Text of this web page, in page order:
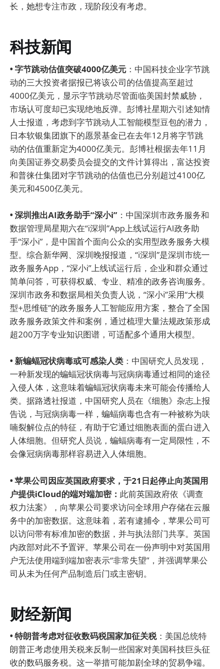
长，她想专注市政，现阶段没有考虑。
科技新闻
• 字节跳动估值突破4000亿美元 ：中国科技企业字节跳
动的三大投资者据报已将该公司的估值提高至超过
4000亿美元，显示字节跳动尽管面临美国封禁威胁，
市场认可度却已实现绝地反弹。彭博社星期六引述知情
人士报道，考虑到字节跳动人工智能模型豆包的潜力，
日本软银集团旗下的愿景基金已在去年12月将字节跳
动的估值重新定为4000亿美元。彭博社根据去年11月
向美国证券交易委员会提交的文件计算得出，富达投资
和普徕仕集团对字节跳动的估值也已分别超过4100亿
美元和4500亿美元。
• 深圳推出AI政务助手“深小i” ：中国深圳市政务服务和
数据管理局星期六在“i深圳”App上线试运行AI政务助
手“深小i”，是中国首个面向公众的实用型政务服务大模
型。综合新华网、深圳晚报报道，“i深圳”是深圳市统一
政务服务App，“深小i”上线试运行后，企业和群众通过
简单问答，可获得权威、专业、精准的政务咨询服务。
深圳市政务和数据局相关负责人说，“深小i”采用“大模
型+思维链”的政务服务人工智能应用方案，整合了全国
政务服务政策文件和案例，通过梳理大量法规政策形成
超200万字专业知识图谱，可适配多个通用大模型。
• 新蝙蝠冠状病毒或可感染人类 ：中国研究人员发现，
一种新发现的蝙蝠冠状病毒与冠病病毒通过相同的途径
入侵人体，这意味着蝙蝠冠状病毒未来可能会传播给人
类。据路透社报道，中国研究人员在《细胞》杂志上报
告说，与冠病病毒一样，蝙蝠病毒也含有一种被称为呋
喃裂解位点的特征，有助于它通过细胞表面的蛋白进入
人体细胞。但研究人员说，蝙蝠病毒有一定局限性，不
会像冠病病毒那样容易进入人体细胞。
• 苹果公司因应英国政府要求，于21日起停止向英国用
户提供iCloud的端对端加密： 此前英国政府依《调查
权力法案》，向苹果公司要求访问全球用户存储在云服
务中的加密数据。这意味着，若有逮捕令，苹果公司可
以访问带有标准加密的数据，并与执法部门共享。英国
内政部对此不予置评。苹果公司在一份声明中对英国用
户无法使用端到端加密表示“非常失望”，并强调苹果公
司从未为任何产品制造后门或主密钥。
财经新闻
• 特朗普考虑对征收数码税国家加征关税：美国总统特
朗普正考虑使用关税来反制一些国家对美国科技巨头征
收的数码服务税。这一举措可能加剧全球的贸易争端。